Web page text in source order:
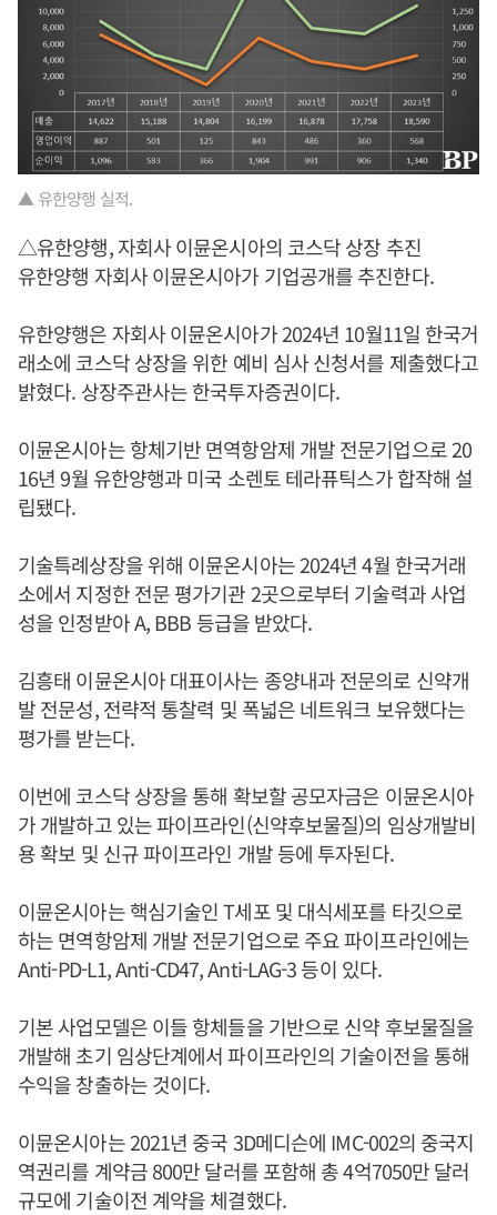
▲ 유한양행 실적.
△유한양행, 자회사 이뮨온시아의 코스닥 상장 추진
유한양행 자회사 이뮨온시아가 기업공개를 추진한다.
유한양행은 자회사 이뮨온시아가 2024년 10월11일 한국거
래소에 코스닥 상장을 위한 예비 심사 신청서를 제출했다고
밝혔다. 상장주관사는 한국투자증권이다.
이뮨온시아는 항체기반 면역항암제 개발 전문기업으로 20
16년 9월 유한양행과 미국 소렌토 테라퓨틱스가 합작해 설
립됐다.
기술특례상장을 위해 이뮨온시아는 2024년 4월 한국거래
소에서 지정한 전문 평가기관 2곳으로부터 기술력과 사업
성을 인정받아 A, BBB 등급을 받았다.
김흥태 이뮨온시아 대표이사는 종양내과 전문의로 신약개
발 전문성, 전략적 통찰력 및 폭넓은 네트워크 보유했다는
평가를 받는다.
이번에 코스닥 상장을 통해 확보할 공모자금은 이뮨온시아
가 개발하고 있는 파이프라인(신약후보물질)의 임상개발비
용 확보 및 신규 파이프라인 개발 등에 투자된다.
이뮨온시아는 핵심기술인 T세포 및 대식세포를 타깃으로
하는 면역항암제 개발 전문기업으로 주요 파이프라인에는
Anti-PD-L1, Anti-CD47, Anti-LAG-3 등이 있다.
기본 사업모델은 이들 항체들을 기반으로 신약 후보물질을
개발해 초기 임상단계에서 파이프라인의 기술이전을 통해
수익을 창출하는 것이다.
이뮨온시아는 2021년 중국 3D메디슨에 IMC-002의 중국지
역권리를 계약금 800만 달러를 포함해 총 4억7050만 달러
규모에 기술이전 계약을 체결했다.